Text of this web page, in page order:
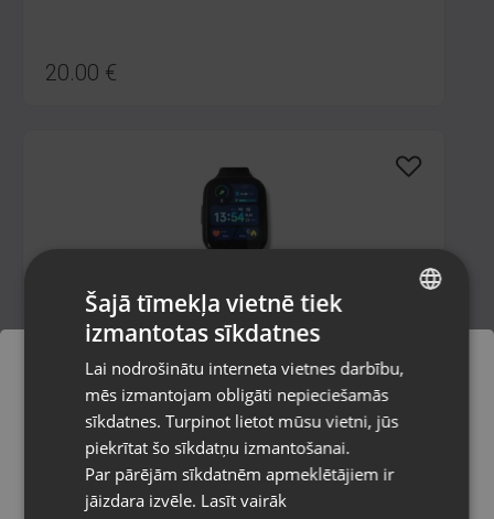
20.00 €
Nerunsa CQ23
Daugavpils, Aveņu iela 26
Stāvoklis Jauns (Garantija 24 mēneši)
13.00€
Pasūtījumi tiks piegādāti uz
izvēlēto valsti
Vietnes saturs būs attēlots izvēlētajā
RUSSIAN
Šajā tīmekļa vietnē tiek
izmantotas sīkdatnes
Lai nodrošinātu interneta vietnes darbību,
mēs izmantojam obligāti nepieciešamās
sīkdatnes. Turpinot lietot mūsu vietni, jūs
piekrītat šo sīkdatņu izmantošanai.
Par pārējām sīkdatnēm apmeklētājiem ir
jāizdara izvēle. Lasīt vairāk